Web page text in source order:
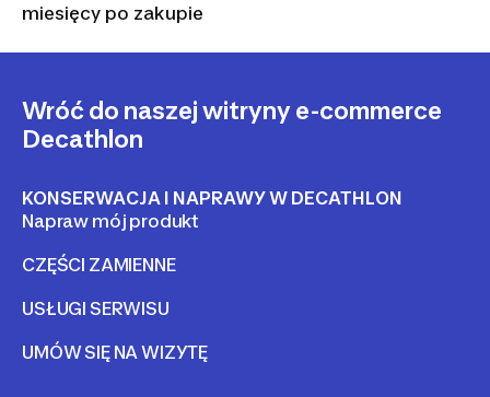
miesięcy po zakupie
Wróć do naszej witryny e-commerce
Decathlon
KONSERWACJA I NAPRAWY W DECATHLON
Napraw mój produkt
CZĘŚCI ZAMIENNE
USŁUGI SERWISU
UMÓW SIĘ NA WIZYTĘ